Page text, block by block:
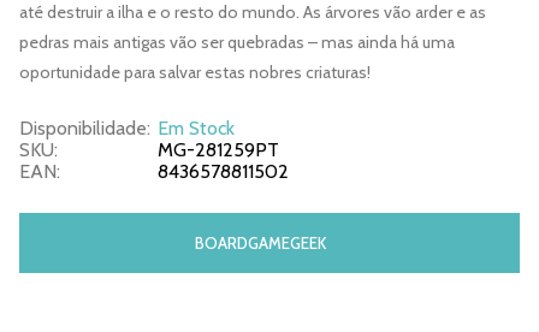
até destruir a ilha e o resto do mundo. As árvores vão arder e as
pedras mais antigas vão ser quebradas – mas ainda há uma
oportunidade para salvar estas nobres criaturas!
Disponibilidade: Em Stock
SKU:
MG-281259PT
EAN:
8436578811502
BOARDGAMEGEEK